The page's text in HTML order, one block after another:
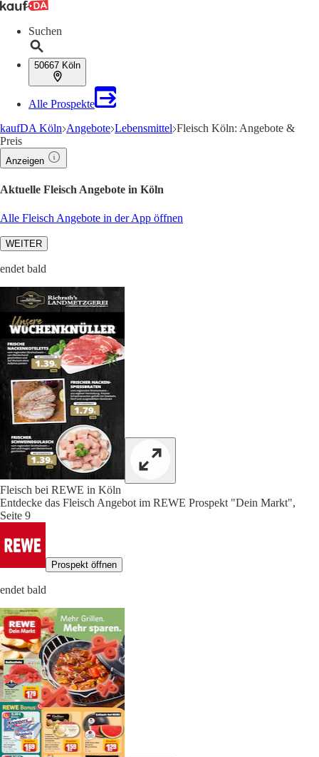
Suchen
50667 Köln
Alle Prospekte
kaufDA Köln Angebote Lebensmittel Fleisch Köln: Angebote &
Preis
Anzeigen
Aktuelle Fleisch Angebote in Köln
Alle Fleisch Angebote in der App öffnen
WEITER
endet bald
Fleisch bei REWE in Köln
Entdecke das Fleisch Angebot im REWE Prospekt "Dein Markt",
Seite 9
Prospekt öffnen
endet bald